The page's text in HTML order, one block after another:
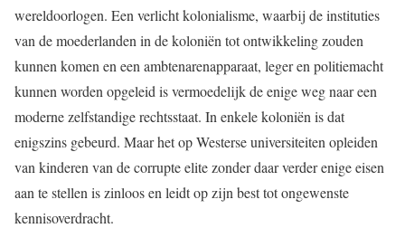
wereldoorlogen. Een verlicht kolonialisme, waarbij de instituties
van de moederlanden in de koloniën tot ontwikkeling zouden
kunnen komen en een ambtenarenapparaat, leger en politiemacht
kunnen worden opgeleid is vermoedelijk de enige weg naar een
moderne zelfstandige rechtsstaat. In enkele koloniën is dat
enigszins gebeurd. Maar het op Westerse universiteiten opleiden
van kinderen van de corrupte elite zonder daar verder enige eisen
aan te stellen is zinloos en leidt op zijn best tot ongewenste
kennisoverdracht.